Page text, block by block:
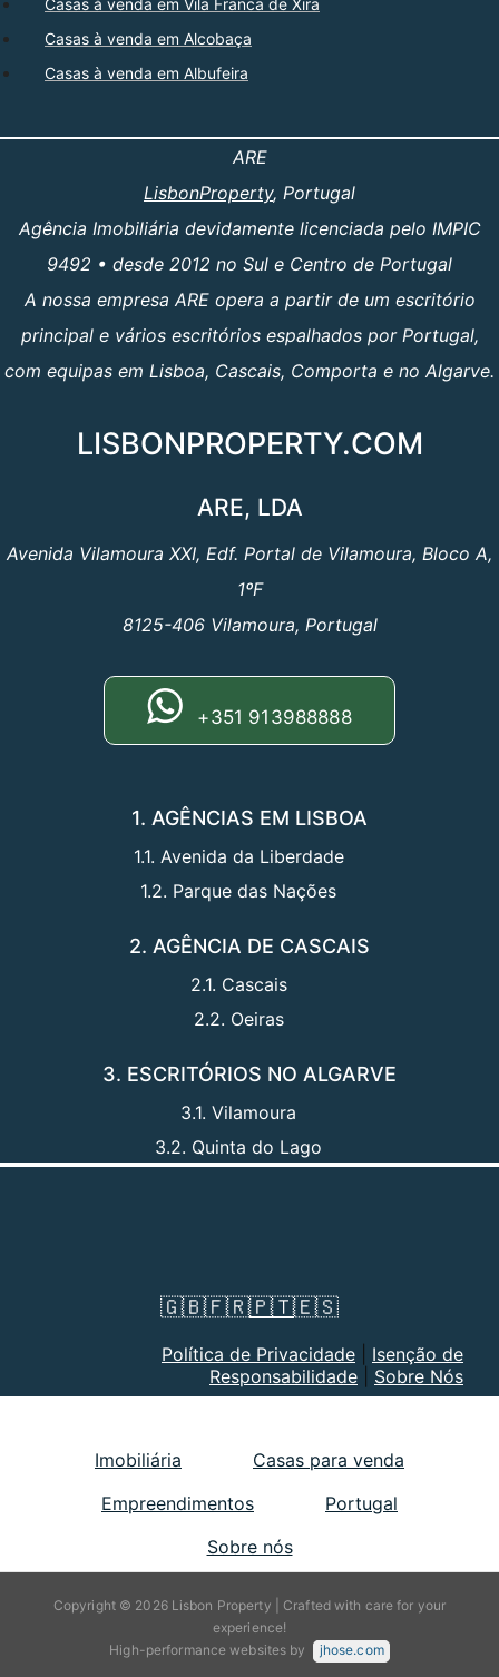
Casas à venda em Vila Franca de Xira
Casas à venda em Alcobaça
Casas à venda em Albufeira
ARE
LisbonProperty, Portugal
Agência Imobiliária devidamente licenciada pelo IMPIC
9492 • desde 2012 no Sul e Centro de Portugal
A nossa empresa ARE opera a partir de um escritório
principal e vários escritórios espalhados por Portugal,
com equipas em Lisboa, Cascais, Comporta e no Algarve.
LISBONPROPERTY.COM
ARE, LDA
Avenida Vilamoura XXI, Edf. Portal de Vilamoura, Bloco A,
1ºF
8125-406 Vilamoura, Portugal
+351 913988888
1. AGÊNCIAS EM LISBOA
1.1. Avenida da Liberdade
1.2. Parque das Nações
2. AGÊNCIA DE CASCAIS
2.1. Cascais
2.2. Oeiras
3. ESCRITÓRIOS NO ALGARVE
3.1. Vilamoura
3.2. Quinta do Lago
🇬🇧🇫🇷🇵🇹🇪🇸
Política de Privacidade
Isenção de
Responsabilidade
Sobre Nós
Imobiliária
Casas para venda
Empreendimentos
Portugal
Sobre nós
Copyright © 2026 Lisbon Property | Crafted with care for your
experience!
High-performance websites by
jhose.com